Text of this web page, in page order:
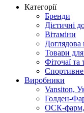
Категорії
Бренди
Дієтичні
Вітаміни
Доглядова
Товари
Фіточаї та
Виробники
Vansiton,
Голден-
ОСК-фарм,